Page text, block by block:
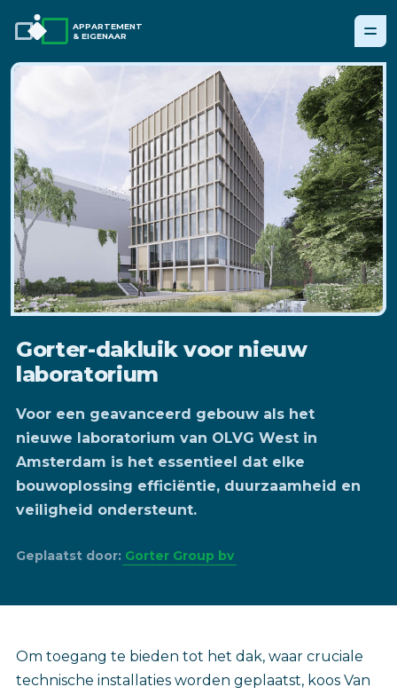
APPARTEMENT
& EIGENAAR
Gorter-dakluik voor nieuw
laboratorium
Voor een geavanceerd gebouw als het
nieuwe laboratorium van OLVG West in
Amsterdam is het essentieel dat elke
bouwoplossing efficiëntie, duurzaamheid en
veiligheid ondersteunt.
Geplaatst door: Gorter Group bv
Om toegang te bieden tot het dak, waar cruciale
technische installaties worden geplaatst, koos Van